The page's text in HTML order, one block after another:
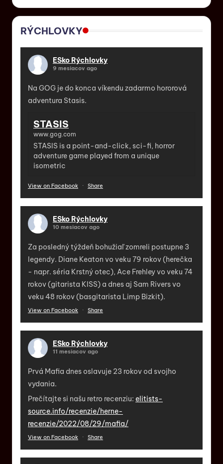
RÝCHLOVKY
ESko Rýchlovky
9 mesiacov ago
Na GOG je do konca víkendu zadarmo hororová
adventura Stasis.
STASIS
www.gog.com
STASIS is a point-and-click, sci-fi, horror
adventure game played from a unique
isometric
View on Facebook · Share
ESko Rýchlovky
10 mesiacov ago
Za posledný týždeň bohužiaľ zomreli postupne 3
legendy. Diane Keaton vo veku 79 rokov (herečka
- napr. séria Krstný otec), Ace Frehley vo veku 74
rokov (gitarista KISS) a dnes aj Sam Rivers vo
veku 48 rokov (basgitarista Limp Bizkit).
View on Facebook · Share
ESko Rýchlovky
11 mesiacov ago
Prvá Mafia dnes oslavuje 23 rokov od svojho
vydania.
Prečítajte si našu retro recenziu: elitists-
source.info/recenzie/herne-
recenzie/2022/08/29/mafia/
View on Facebook · Share